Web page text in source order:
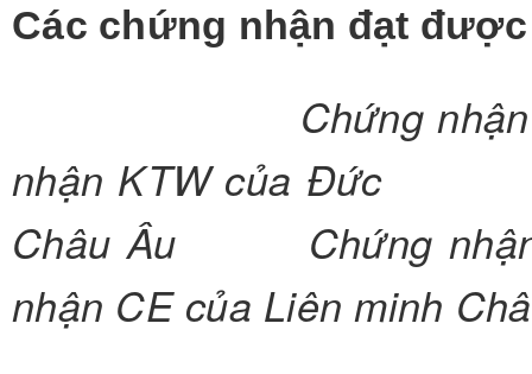
Các chứng nhận đạt được
Chứng
nhận KTW của Đức
Châu Âu Chứng
nhận CE của Liên minh